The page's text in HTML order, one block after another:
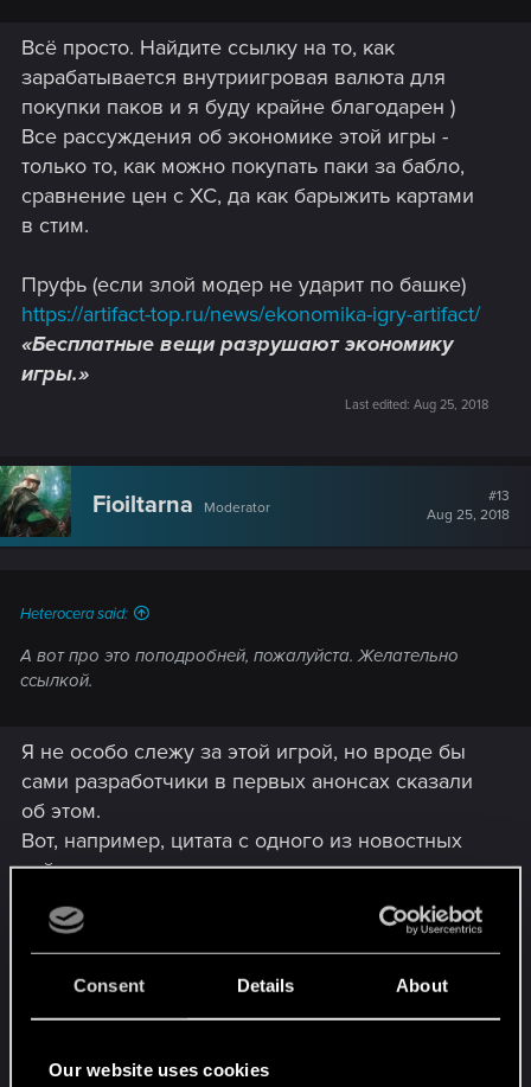
Consent Details About
Our website uses cookies
Всё просто. Найдите ссылку на то, как
зарабатывается внутриигровая валюта для
покупки паков и я буду крайне благодарен )
Все рассуждения об экономике этой игры -
только то, как можно покупать паки за бабло,
сравнение цен с ХС, да как барыжить картами
в стим.
Пруфь (если злой модер не ударит по башке)
https://artifact-top.ru/news/ekonomika-igry-artifact/
«Бесплатные вещи разрушают экономику
игры.»
Last edited: Aug 25, 2018
Fioiltarna Moderator
#13
Aug 25, 2018
Heterocera said:
А вот про это поподробней, пожалуйста. Желательно
ссылкой.
Я не особо слежу за этой игрой, но вроде бы
сами разработчики в первых анонсах сказали
об этом.
Вот, например, цитата с одного из новостных
сайтов:
Spoiler
(создатель Magic The Gathering ), можно